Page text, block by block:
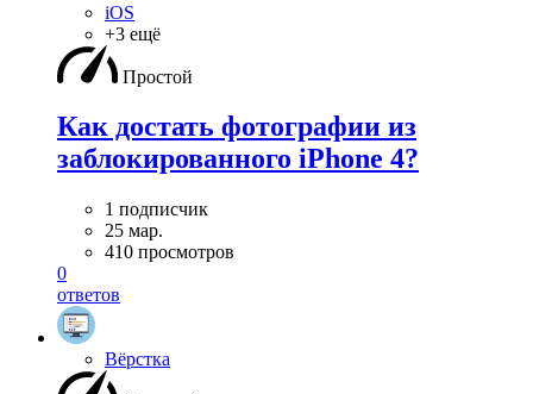
iOS
+3 ещё
Простой
Как достать фотографии из
заблокированного iPhone 4?
1 подписчик
25 мар.
410 просмотров
0
ответов
Вёрстка